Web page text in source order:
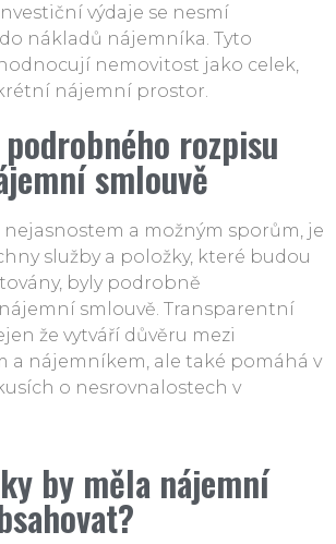
výdaje se nesmí
nákladů nájemníka. Tyto
nemovitost jako celek,
nájemní prostor.
rozpisu
smlouvě
nejasnostem a možným sporům, je
služby a položky, které budou
byly podrobně
smlouvě. Transparentní
že vytváří důvěru mezi
a nájemníkem, ale také pomáhá v
o nesrovnalostech v
by měla nájemní